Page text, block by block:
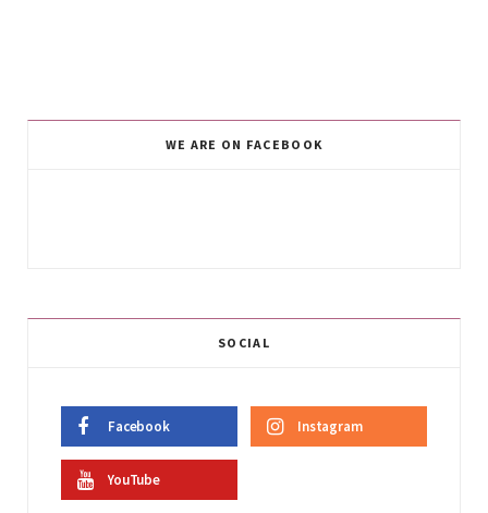
WE ARE ON FACEBOOK
SOCIAL
Facebook Instagram
YouTube